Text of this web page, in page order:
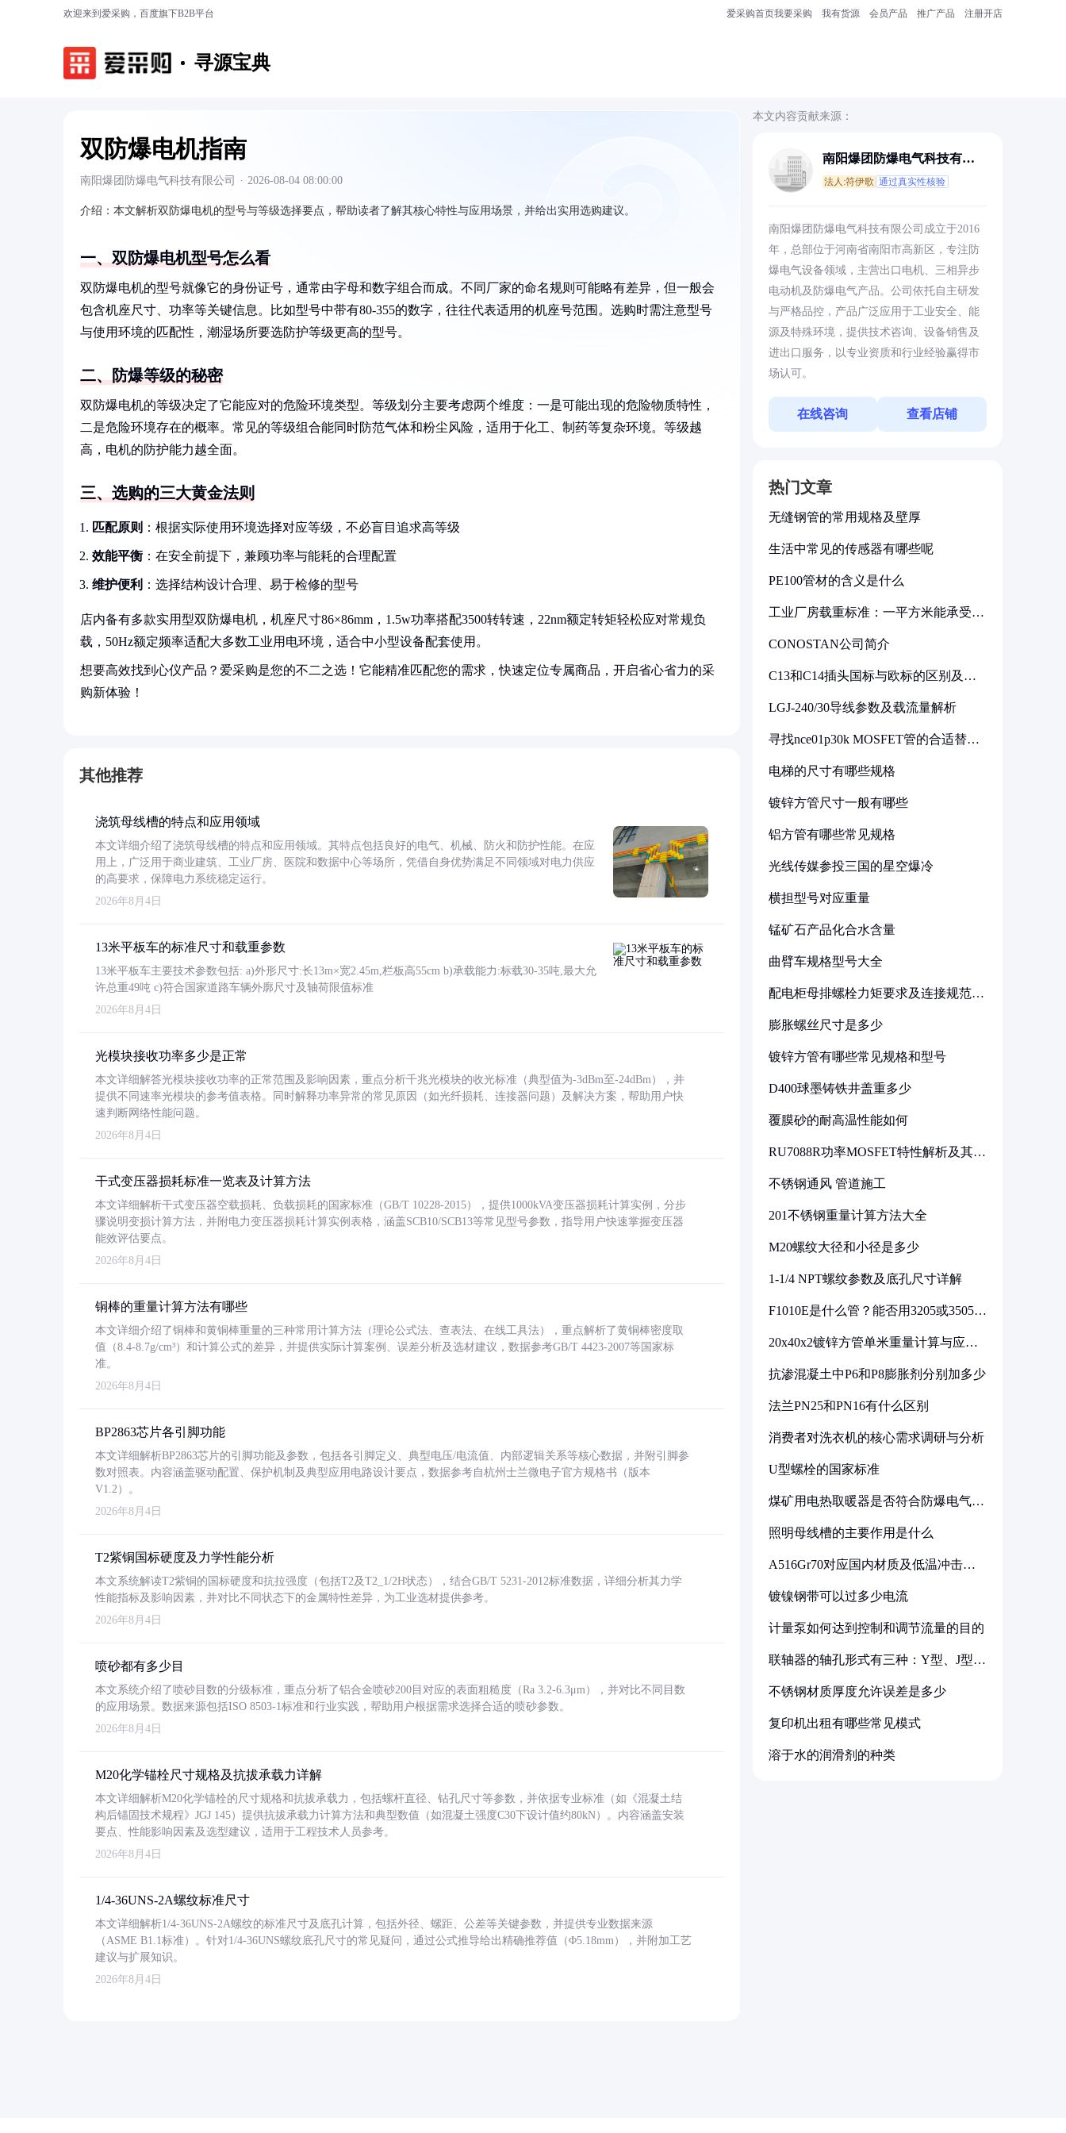
欢迎来到爱采购，百度旗下B2B平台 爱采购首页我要采购 我有货源 会员产品 推广产品 注册开店
寻源宝典
双防爆电机指南
南阳爆团防爆电气科技有限公司 · 2026-08-04 08:00:00
介绍： 本文解析双防爆电机的型号与等级选择要点，帮助读者了解其核心特性与应用场景，并给出实用选购建议。
一、双防爆电机型号怎么看
双防爆电机的型号就像它的身份证号，通常由字母和数字组合而成。不同厂家的命名规则可能略有差异，但一般会
包含机座尺寸、功率等关键信息。比如型号中带有80-355的数字，往往代表适用的机座号范围。选购时需注意型号
与使用环境的匹配性，潮湿场所要选防护等级更高的型号。
二、防爆等级的秘密
双防爆电机的等级决定了它能应对的危险环境类型。等级划分主要考虑两个维度：一是可能出现的危险物质特性，
二是危险环境存在的概率。常见的等级组合能同时防范气体和粉尘风险，适用于化工、制药等复杂环境。等级越
高，电机的防护能力越全面。
三、选购的三大黄金法则
匹配原则 ：根据实际使用环境选择对应等级，不必盲目追求高等级
效能平衡 ：在安全前提下，兼顾功率与能耗的合理配置
维护便利 ：选择结构设计合理、易于检修的型号
店内备有多款实用型双防爆电机，机座尺寸86×86mm，1.5w功率搭配3500转转速，22nm额定转矩轻松应对常规负
载，50Hz额定频率适配大多数工业用电环境，适合中小型设备配套使用。
想要高效找到心仪产品？爱采购是您的不二之选！它能精准匹配您的需求，快速定位专属商品，开启省心省力的采
购新体验！
其他推荐
浇筑母线槽的特点和应用领域
本文详细介绍了浇筑母线槽的特点和应用领域。其特点包括良好的电气、机械、防火和防护性能。在应
用上，广泛用于商业建筑、工业厂房、医院和数据中心等场所，凭借自身优势满足不同领域对电力供应
的高要求，保障电力系统稳定运行。
2026年8月4日
13米平板车的标准尺寸和载重参数
13米平板车主要技术参数包括: a)外形尺寸:长13m×宽2.45m,栏板高55cm b)承载能力:标载30-35吨,最大允
许总重49吨 c)符合国家道路车辆外廓尺寸及轴荷限值标准
2026年8月4日
光模块接收功率多少是正常
本文详细解答光模块接收功率的正常范围及影响因素，重点分析千兆光模块的收光标准（典型值为-3dBm至-24dBm），并
提供不同速率光模块的参考值表格。同时解释功率异常的常见原因（如光纤损耗、连接器问题）及解决方案，帮助用户快
速判断网络性能问题。
2026年8月4日
干式变压器损耗标准一览表及计算方法
本文详细解析干式变压器空载损耗、负载损耗的国家标准（GB/T 10228-2015），提供1000kVA变压器损耗计算实例，分步
骤说明变损计算方法，并附电力变压器损耗计算实例表格，涵盖SCB10/SCB13等常见型号参数，指导用户快速掌握变压器
能效评估要点。
2026年8月4日
铜棒的重量计算方法有哪些
本文详细介绍了铜棒和黄铜棒重量的三种常用计算方法（理论公式法、查表法、在线工具法），重点解析了黄铜棒密度取
值（8.4-8.7g/cm³）和计算公式的差异，并提供实际计算案例、误差分析及选材建议，数据参考GB/T 4423-2007等国家标
准。
2026年8月4日
BP2863芯片各引脚功能
本文详细解析BP2863芯片的引脚功能及参数，包括各引脚定义、典型电压/电流值、内部逻辑关系等核心数据，并附引脚参
数对照表。内容涵盖驱动配置、保护机制及典型应用电路设计要点，数据参考自杭州士兰微电子官方规格书（版本
V1.2）。
2026年8月4日
T2紫铜国标硬度及力学性能分析
本文系统解读T2紫铜的国标硬度和抗拉强度（包括T2及T2_1/2H状态），结合GB/T 5231-2012标准数据，详细分析其力学
性能指标及影响因素，并对比不同状态下的金属特性差异，为工业选材提供参考。
2026年8月4日
喷砂都有多少目
本文系统介绍了喷砂目数的分级标准，重点分析了铝合金喷砂200目对应的表面粗糙度（Ra 3.2-6.3μm），并对比不同目数
的应用场景。数据来源包括ISO 8503-1标准和行业实践，帮助用户根据需求选择合适的喷砂参数。
2026年8月4日
M20化学锚栓尺寸规格及抗拔承载力详解
本文详细解析M20化学锚栓的尺寸规格和抗拔承载力，包括螺杆直径、钻孔尺寸等参数，并依据专业标准（如《混凝土结
构后锚固技术规程》JGJ 145）提供抗拔承载力计算方法和典型数值（如混凝土强度C30下设计值约80kN）。内容涵盖安装
要点、性能影响因素及选型建议，适用于工程技术人员参考。
2026年8月4日
1/4-36UNS-2A螺纹标准尺寸
本文详细解析1/4-36UNS-2A螺纹的标准尺寸及底孔计算，包括外径、螺距、公差等关键参数，并提供专业数据来源
（ASME B1.1标准）。针对1/4-36UNS螺纹底孔尺寸的常见疑问，通过公式推导给出精确推荐值（Φ5.18mm），并附加工艺
建议与扩展知识。
2026年8月4日
本文内容贡献来源：
南阳爆团防爆电气科技有限
法人:符伊歌 通过真实性核验
南阳爆团防爆电气科技有限公司成立于2016
年，总部位于河南省南阳市高新区，专注防
爆电气设备领域，主营出口电机、三相异步
电动机及防爆电气产品。公司依托自主研发
与严格品控，产品广泛应用于工业安全、能
源及特殊环境，提供技术咨询、设备销售及
进出口服务，以专业资质和行业经验赢得市
场认可。
在线咨询 查看店铺
热门文章
无缝钢管的常用规格及壁厚
生活中常见的传感器有哪些呢
PE100管材的含义是什么
工业厂房载重标准：一平方米能承受多
CONOSTAN公司简介
C13和C14插头国标与欧标的区别及其
LGJ-240/30导线参数及载流量解析
寻找nce01p30k MOSFET管的合适替代
电梯的尺寸有哪些规格
镀锌方管尺寸一般有哪些
铝方管有哪些常见规格
光线传媒参投三国的星空爆冷
横担型号对应重量
锰矿石产品化合水含量
曲臂车规格型号大全
配电柜母排螺栓力矩要求及连接规范详
膨胀螺丝尺寸是多少
镀锌方管有哪些常见规格和型号
D400球墨铸铁井盖重多少
覆膜砂的耐高温性能如何
RU7088R功率MOSFET特性解析及其在
不锈钢通风 管道施工
201不锈钢重量计算方法大全
M20螺纹大径和小径是多少
1-1/4 NPT螺纹参数及底孔尺寸详解
F1010E是什么管？能否用3205或3505代
20x40x2镀锌方管单米重量计算与应用
抗渗混凝土中P6和P8膨胀剂分别加多少
法兰PN25和PN16有什么区别
消费者对洗衣机的核心需求调研与分析
U型螺栓的国家标准
煤矿用电热取暖器是否符合防爆电气设
照明母线槽的主要作用是什么
A516Gr70对应国内材质及低温冲击要
镀镍钢带可以过多少电流
计量泵如何达到控制和调节流量的目的
联轴器的轴孔形式有三种：Y型、J型、
不锈钢材质厚度允许误差是多少
复印机出租有哪些常见模式
溶于水的润滑剂的种类